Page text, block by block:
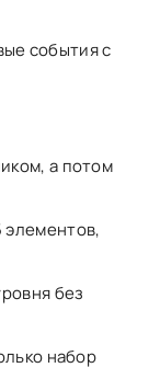
события с
а потом
без
набор